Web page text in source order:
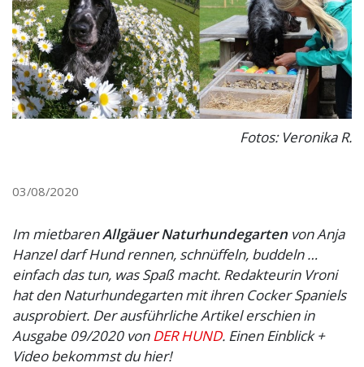
Fotos: Veronika R.
03/08/2020
Im mietbarenAllgäuer Naturhundegarten von Anja
Hanzel darf Hund rennen, schnüffeln, buddeln …
einfach das tun, was Spaß macht. Redakteurin Vroni
hat den Naturhundegarten mit ihren Cocker Spaniels
ausprobiert. Der ausführliche Artikel erschien in
Ausgabe 09/2020 vonDER HUND. Einen Einblick +
Video bekommst du hier!